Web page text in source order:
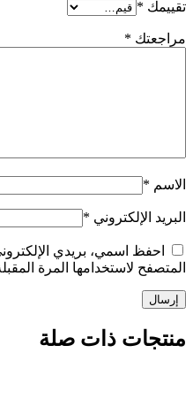
تقييمك *
مراجعتك *
الاسم *
البريد الإلكتروني *
احفظ اسمي، بريدي
المتصفح لاستخدامها المرة
منتجات ذات صلة